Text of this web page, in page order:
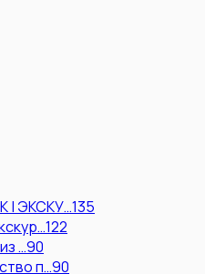
| ЭКСКУ…135
122
…90
п…90